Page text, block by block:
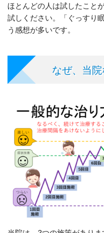
ほとんどの人は試したこと
試しください。「ぐっすり
う感想が多いです。
なぜ、当